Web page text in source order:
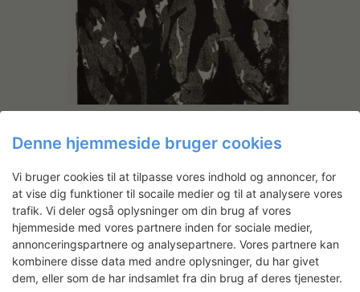
Litografiske varianter
Peter Land
Uddannet fra Det Kongelige
Danske Kunstakademi (1994). Bor
og arbejder i Malmö. Beskæftiger
sig med installation og skulptur.
Denne hjemmeside bruger cookies
Vi bruger cookies til at tilpasse vores indhold og annoncer, for
at vise dig funktioner til socaile medier og til at analysere vores
trafik. Vi deler også oplysninger om din brug af vores
hjemmeside med vores partnere inden for sociale medier,
annonceringspartnere og analysepartnere. Vores partnere kan
kombinere disse data med andre oplysninger, du har givet
dem, eller som de har indsamlet fra din brug af deres tjenester.